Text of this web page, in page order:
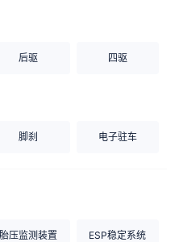
后驱 四驱
脚刹 电子驻车
胎压监测装置 ESP稳定系统